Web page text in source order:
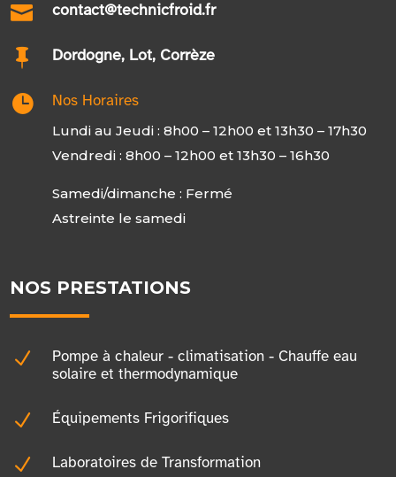
 contact@technicfroid.fr
 Dordogne, Lot, Corrèze
 Nos Horaires
Lundi au Jeudi : 8h00 – 12h00 et 13h30 – 17h30
Vendredi : 8h00 – 12h00 et 13h30 – 16h30
Samedi/dimanche : Fermé
Astreinte le samedi
NOS PRESTATIONS
N
Pompe à chaleur - climatisation - Chauffe eau
solaire et thermodynamique
N Équipements Frigorifiques
N Laboratoires de Transformation